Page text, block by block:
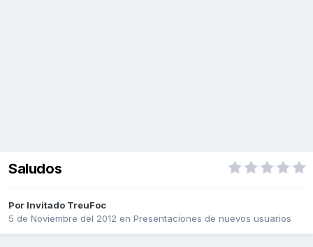
Saludos
Por Invitado TreuFoc
5 de Noviembre del 2012 en Presentaciones de nuevos usuarios